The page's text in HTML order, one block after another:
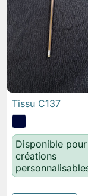
Tissu C137
Disponible
créations